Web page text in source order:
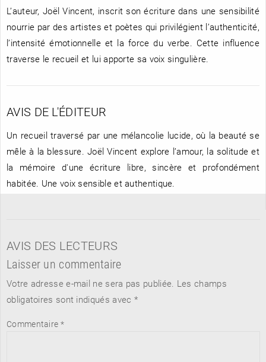
L’auteur, Joël Vincent, inscrit son écriture dans une sensibilité
nourrie par des artistes et poètes qui privilégient l’authenticité,
l’intensité émotionnelle et la force du verbe. Cette influence
traverse le recueil et lui apporte sa voix singulière.
AVIS DE L'ÉDITEUR
Un recueil traversé par une mélancolie lucide, où la beauté se
mêle à la blessure. Joël Vincent explore l’amour, la solitude et
la mémoire d'une écriture libre, sincère et profondément
habitée. Une voix sensible et authentique.
AVIS DES LECTEURS
Laisser un commentaire
Votre adresse e-mail ne sera pas publiée. Les champs
obligatoires sont indiqués avec *
Commentaire *